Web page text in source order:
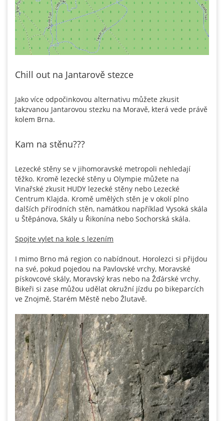
Chill out na Jantarově stezce
Jako více odpočinkovou alternativu můžete zkusit
takzvanou Jantarovou stezku na Moravě, která vede právě
kolem Brna.
Kam na stěnu???
Lezecké stěny se v jihomoravské metropoli nehledají
těžko. Kromě lezecké stěny u Olympie můžete na
Vinařské zkusit HUDY lezecké stěny nebo Lezecké
Centrum Klajda. Kromě umělých stěn je v okolí plno
dalších přírodních stěn, namátkou například Vysoká skála
u Štěpánova, Skály u Řikonína nebo Sochorská skála.
Spojte vylet na kole s lezením
I mimo Brno má region co nabídnout. Horolezci si přijdou
na své, pokud pojedou na Pavlovské vrchy, Moravské
pískovcové skály, Moravský kras nebo na Žďárské vrchy.
Bikeři si zase můžou udělat okružní jízdu po bikeparcích
ve Znojmě, Starém Městě nebo Žlutavě.